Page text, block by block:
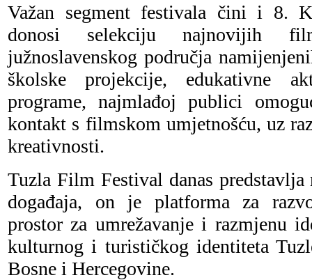
Važan segment festivala čini i 8.
donosi selekciju najnovijih
južnoslavenskog područja
školske projekcije, edukativne
programe, najmlađoj publici
kontakt s filmskom umjetnošću, uz
kreativnosti.
Tuzla Film Festival danas
događaja, on je platforma za
prostor za umrežavanje i razmjenu
kulturnog i turističkog identiteta
Bosne i Hercegovine.